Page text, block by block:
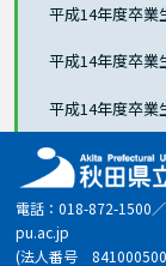
平成14年度卒
平成14年度卒
平成14年度卒
電話：018-872-1500
pu.ac.jp
(法人番号